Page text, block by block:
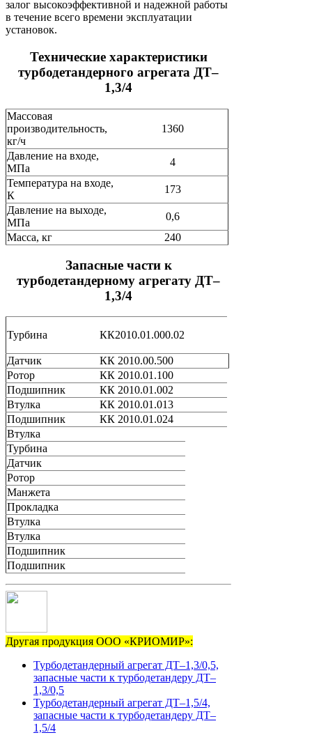
залог высокоэффективной и надежной работы
в течение всего времени эксплуатации
установок.
Технические характеристики
турбодетандерного агрегата ДТ–
1,3/4
Массовая
производительность,
кг/ч
1360
Давление на входе,
МПа
4
Температура на входе,
К
173
Давление на выходе,
МПа
0,6
Масса, кг
240
Запасные части к
турбодетандерному агрегату ДТ–
1,3/4
Турбина КК2010.01.000.02
Датчик
КК 2010.00.500
Ротор
КК 2010.01.100
Подшипник
КК 2010.01.002
Втулка
КК 2010.01.013
Подшипник
КК 2010.01.024
Втулка
Турбина
Датчик
Ротор
Манжета
Прокладка
Втулка
Втулка
Подшипник
Подшипник
Другая продукция ООО «КРИОМИР»:
Турбодетандерный агрегат ДТ–1,3/0,5,
запасные части к турбодетандеру ДТ–
1,3/0,5
Турбодетандерный агрегат ДТ–1,5/4,
запасные части к турбодетандеру ДТ–
1,5/4